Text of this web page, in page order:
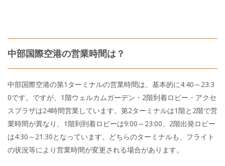
中部国際空港の営業時間は？
中部国際空港の第1ターミナルの営業時間は、基本的に4:40～23:3
0です。ですが、1階ウェルカムガーデン・2階到着ロビー・アクセ
スプラザは24時間営業しています。第2ターミナルは1階と2階で営
業時間が異なり、1階到到着ロビーは9:00～23:00、2階出発ロビー
は4:30～21:30となっています。どちらのターミナルも、フライト
の状況等により営業時間が変更される場合があります。